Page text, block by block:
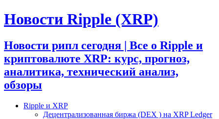
Новости Ripple (XRP)
Новости рипл сегодня | Все о Ripple и
криптовалюте XRP: курс, прогноз,
аналитика, технический анализ,
обзоры
Ripple и XRP
Децентрализованная биржа (DEX ) на XRP Ledger